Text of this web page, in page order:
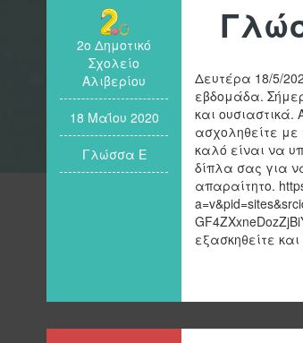
2ο Δημοτικό
Σχολείο
Αλιβερίου
18 Μαΐου 2020
Γλώσσα Ε
Δευτέρα 18/5/
εβδομάδα.
και
ασχοληθείτε με
καλό είναι να
δίπλα σας για
απαραίτητο.
εξασκηθείτε